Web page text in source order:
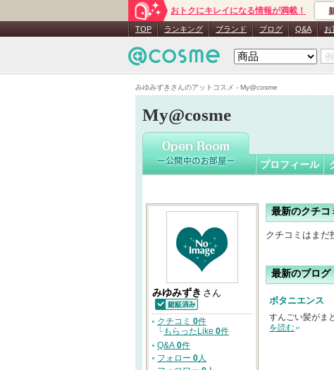
みゆみずきさんのアットコスメ - My@cosme
おトクにキレイになる情報が満載！
TOP ランキング ブランド ブログ Q&A お
My@cosme
みゆみずき
プロフィール
みゆみずき さん
認証済
クチコミ 0件
└もらったLike 0件
Q&A 0件
フォロー 0人
最新のクチコ
クチコミはまだ
最新のブログ
ボタニエンス
すんごい髪がま
を読む